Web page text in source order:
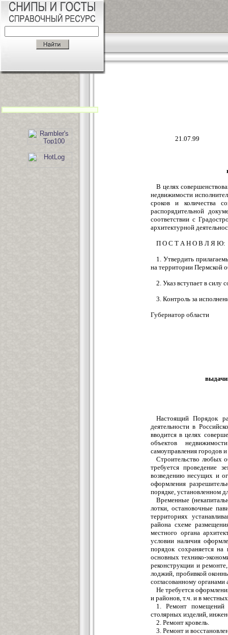
В целях
недвижимости
сроков и количества
распорядительной
соответствии с
архитектурной
П О С Т А Н О В Л Я Ю:
1. Утвердить
на территории Пермской
2. Указ вступает в силу
3. Контроль за
Губернатор
выдачи
Настоящий Порядок
деятельности в
вводится в целях
объектов
самоуправления городов
Строительство любых
требуется проведение
возведению несущих и
оформления
порядке, установленном
Временные
лотки, остановочные
территориях
района схеме
местного органа
условии наличия
порядок сохраняется
основных технико-
реконструкции и
лоджий, пробивкой
согласованному органами
Не требуется
и районов, т.ч. и в
1. Ремонт помещений
столярных изделий,
2. Ремонт кровель.
3. Ремонт и